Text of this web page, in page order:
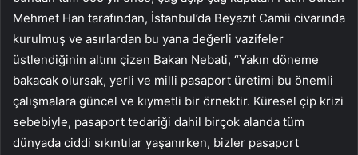
Mehmet Han tarafından, İstanbul’da Beyazıt Camii civarında
kurulmuş ve asırlardan bu yana değerli vazifeler
üstlendiğinin altını çizen Bakan Nebati, “Yakın döneme
bakacak olursak, yerli ve milli pasaport üretimi bu önemli
çalışmalara güncel ve kıymetli bir örnektir. Küresel çip krizi
sebebiyle, pasaport tedariği dahil birçok alanda tüm
dünyada ciddi sıkıntılar yaşanırken, bizler pasaport